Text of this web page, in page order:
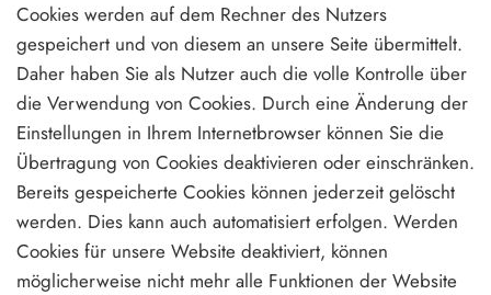
Cookies werden auf dem Rechner des Nutzers
gespeichert und von diesem an unsere Seite übermittelt.
Daher haben Sie als Nutzer auch die volle Kontrolle über
die Verwendung von Cookies. Durch eine Änderung der
Einstellungen in Ihrem Internetbrowser können Sie die
Übertragung von Cookies deaktivieren oder einschränken.
Bereits gespeicherte Cookies können jederzeit gelöscht
werden. Dies kann auch automatisiert erfolgen. Werden
Cookies für unsere Website deaktiviert, können
möglicherweise nicht mehr alle Funktionen der Website